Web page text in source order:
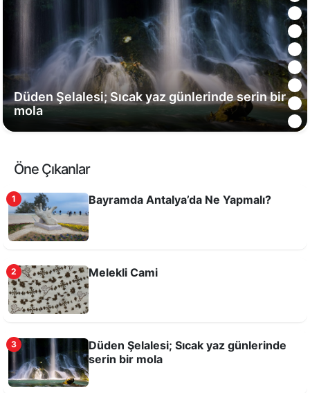
Düden Şelalesi; Sıcak yaz günlerinde serin bir
mola
Sapadere İpek Evi’ne ziyaretçi akını
Öne Çıkanlar
1 Bayramda Antalya’da Ne Yapmalı?
2 Melekli Cami
3
Düden Şelalesi; Sıcak yaz günlerinde
serin bir mola